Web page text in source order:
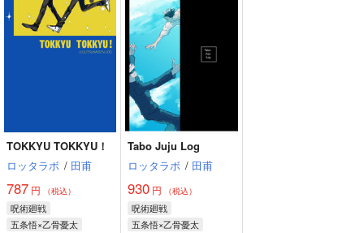
TOKKYU TOKKYU！
ロッタラボ / 田甫
787 円 （税込）
呪術廻戦
五条悟×乙骨憂太
Tabo Juju Log
ロッタラボ / 田甫
930 円 （税込）
呪術廻戦
五条悟×乙骨憂太